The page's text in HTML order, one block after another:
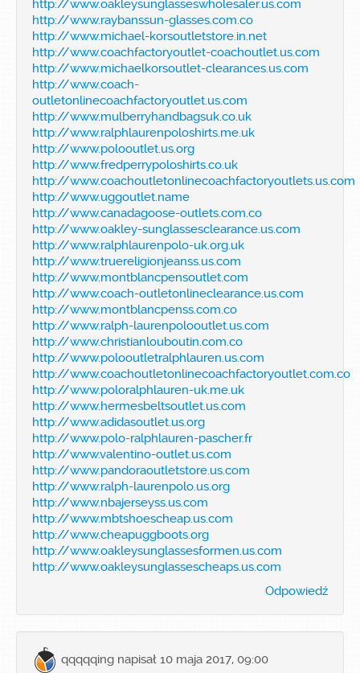
http://www.oakleysunglasseswholesaler.us.com
http://www.raybanssun-glasses.com.co
http://www.michael-korsoutletstore.in.net
http://www.coachfactoryoutlet-coachoutlet.us.com
http://www.michaelkorsoutlet-clearances.us.com
http://www.coach-
outletonlinecoachfactoryoutlet.us.com
http://www.mulberryhandbagsuk.co.uk
http://www.ralphlaurenpoloshirts.me.uk
http://www.polooutlet.us.org
http://www.fredperrypoloshirts.co.uk
http://www.coachoutletonlinecoachfactoryoutlets.us.com
http://www.uggoutlet.name
http://www.canadagoose-outlets.com.co
http://www.oakley-sunglassesclearance.us.com
http://www.ralphlaurenpolo-uk.org.uk
http://www.truereligionjeanss.us.com
http://www.montblancpensoutlet.com
http://www.coach-outletonlineclearance.us.com
http://www.montblancpenss.com.co
http://www.ralph-laurenpolooutlet.us.com
http://www.christianlouboutin.com.co
http://www.polooutletralphlauren.us.com
http://www.coachoutletonlinecoachfactoryoutlet.com.co
http://www.poloralphlauren-uk.me.uk
http://www.hermesbeltsoutlet.us.com
http://www.adidasoutlet.us.org
http://www.polo-ralphlauren-pascher.fr
http://www.valentino-outlet.us.com
http://www.pandoraoutletstore.us.com
http://www.ralph-laurenpolo.us.org
http://www.nbajerseyss.us.com
http://www.mbtshoescheap.us.com
http://www.cheapuggboots.org
http://www.oakleysunglassesformen.us.com
http://www.oakleysunglassescheaps.us.com
Odpowiedź
qqqqqing napisał 10 maja 2017, 09:00